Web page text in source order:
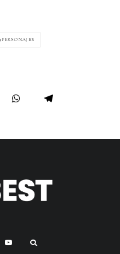
PERSONAJES